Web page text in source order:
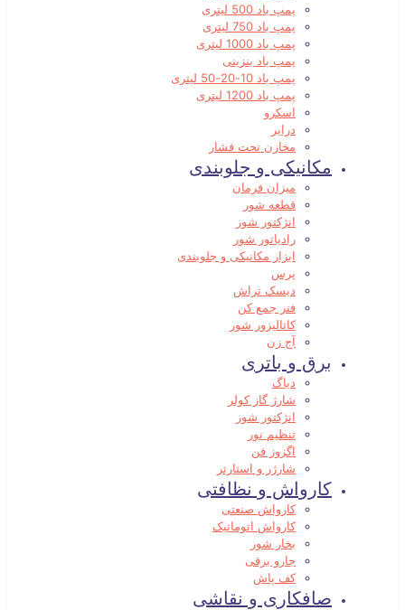
پمپ باد 500 لیتری
پمپ باد 750 لیتری
پمپ باد 1000 لیتری
پمپ باد بنزینی
پمپ باد 10-20-50 لیتری
پمپ باد 1200 لیتری
اسکرو
درایر
مخازن تحت فشار
مکانیکی و جلوبندی
میزان فرمان
قطعه شور
انژکتور شور
رادیاتور شور
ابزار مکانیکی و جلوبندی
پرس
دیسک تراش
فنر جمع کن
کاتالیزور شور
آج زن
برق و باتری
دیاگ
شارژ گاز کولر
انژکتور شور
تنظیم نور
اگزوز فن
شارژر و استارتر
کارواش و نظافتی
کارواش صنعتی
کارواش اتوماتیک
بخار شور
جارو برقی
کف پاش
صافکاری و نقاشی